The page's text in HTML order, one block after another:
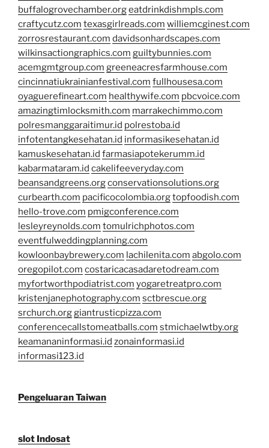
buffalogrovechamber.orgeatdrinkdishmpls.com
craftycutz.com texasgirlreads.com williemcginest.com
zorrosrestaurant.com davidsonhardscapes.com
wilkinsactiongraphics.com guiltybunnies.com
acemgmtgroup.com greeneacresfarmhouse.com
cincinnatiukrainianfestival.com fullhousesa.com
oyaguerefineart.com healthywife.com pbcvoice.com
amazingtimlocksmith.com marrakechimmo.com
polresmanggaraitimur.id polrestoba.id
infotentangkesehatan.id informasikesehatan.id
kamuskesehatan.id farmasiapotekerumm.id
kabarmataram.id cakelifeeveryday.com
beansandgreens.orgconservationsolutions.org
curbearth.com pacificocolombia.orgtopfoodish.com
hello-trove.com pmigconference.com
lesleyreynolds.com tomulrichphotos.com
eventfulweddingplanning.com
kowloonbaybrewery.com lachilenita.com abgolo.com
oregopilot.com costaricacasadaretodream.com
myfortworthpodiatrist.com yogaretreatpro.com
kristenjanephotography.com sctbrescue.org
srchurch.orggiantrusticpizza.com
conferencecallstomeatballs.com stmichaelwtby.org
keamananinformasi.id zonainformasi.id
informasi123.id
Pengeluaran Taiwan
slot Indosat